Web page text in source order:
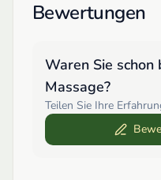
Bewertungen
Waren Sie schon
Massage?
Teilen Sie Ihre